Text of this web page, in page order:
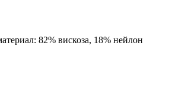
82% вискоза, 18% нейлон